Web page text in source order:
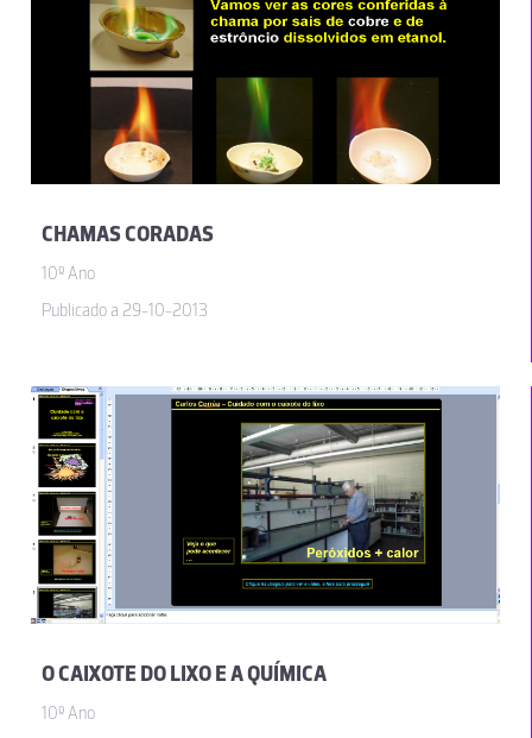
CHAMAS CORADAS
10º Ano
Publicado a 29-10-2013
O CAIXOTE DO LIXO E A QUÍMICA
10º Ano